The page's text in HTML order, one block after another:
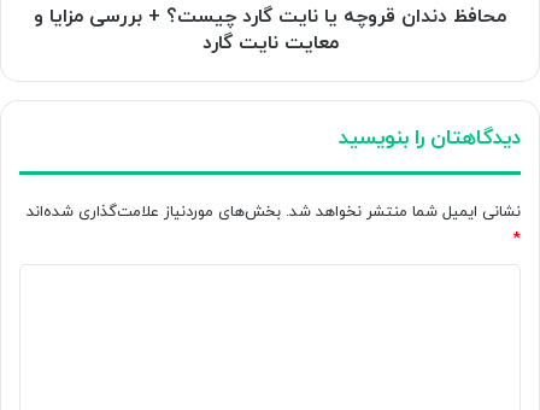
مزایا
نایت
محافظ دندان قروچه یا نایت گارد چیست؟ + بررسی مزایا و
معایت نایت گارد
دیدگاهتان را بنویسید
نشانی ایمیل شما منتشر نخواهد شد. بخش‌های موردنیاز علامت‌گذاری شده‌اند
*